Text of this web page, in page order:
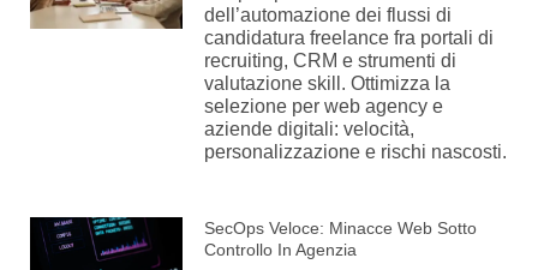
dell’automazione dei flussi di
candidatura freelance fra portali di
recruiting, CRM e strumenti di
valutazione skill. Ottimizza la
selezione per web agency e
aziende digitali: velocità,
personalizzazione e rischi nascosti.
SecOps Veloce: Minacce Web Sotto
Controllo In Agenzia